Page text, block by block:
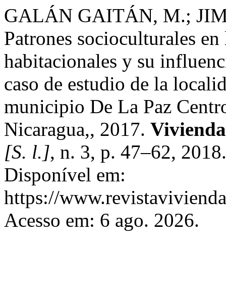
GALÁN GAITÁN, M.;
Patrones socioculturales
habitacionales y su
caso de estudio de la
municipio De La Paz
Nicaragua,, 2017.
[S. l.], n. 3, p. 47–62,
Disponível em:
https://
Acesso em: 6 ago. 2026.